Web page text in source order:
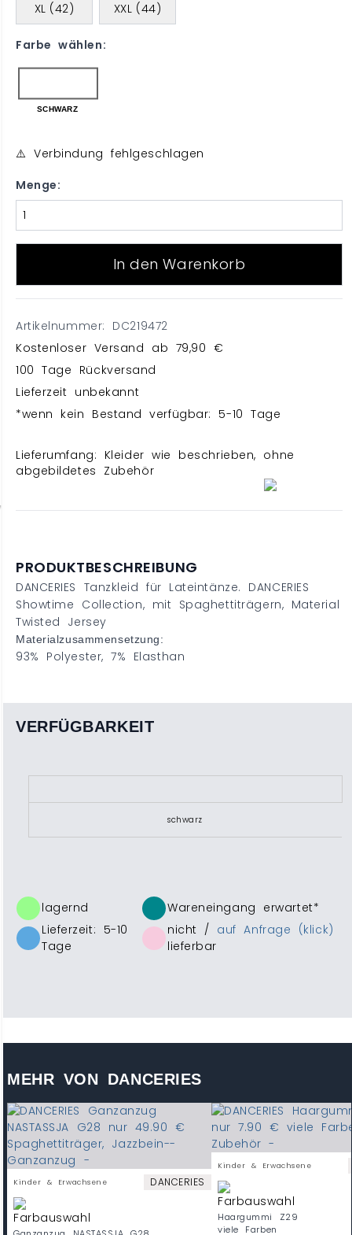
XL (42) XXL (44)
Farbe wählen:
SCHWARZ
⚠️ Verbindung fehlgeschlagen
Menge:
In den Warenkorb
Artikelnummer: DC219472
Kostenloser Versand ab 79,90 €
100 Tage Rückversand
Lieferzeit unbekannt
*wenn kein Bestand verfügbar: 5-10 Tage
Lieferumfang: Kleider wie beschrieben, ohne
abgebildetes Zubehör
PRODUKTBESCHREIBUNG
DANCERIES Tanzkleid für Lateintänze. DANCERIES
Showtime Collection, mit Spaghettiträgern, Material
Twisted Jersey
Materialzusammensetzung:
93% Polyester, 7% Elasthan
VERFÜGBARKEIT
schwarz
lagernd
Wareneingang erwartet*
Lieferzeit: 5-10
Tage
nicht / auf Anfrage (klick)
lieferbar
MEHR VON DANCERIES
Kinder & Erwachsene DANCERIES
Kinder & Erwachsene
Haargummi Z29
viele Farben